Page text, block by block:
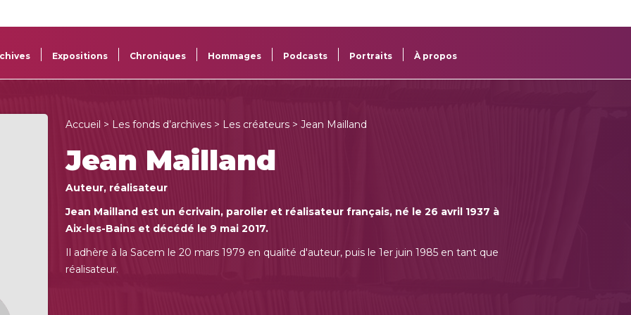
Sacem
projets
Sacem
des œuvres
Expositions Chroniques Hommages Podcasts Portraits À propos
Accueil > Les fonds d’archives > Les créateurs > Jean Mailland
Jean Mailland
Auteur, réalisateur
Jean Mailland est un écrivain, parolier et réalisateur français, né le 26 avril 1937 à
Aix-les-Bains et décédé le 9 mai 2017.
Il adhère à la Sacem le 20 mars 1979 en qualité d'auteur, puis le 1er juin 1985 en tant que
réalisateur.